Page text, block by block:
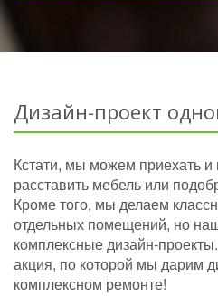
Дизайн-проект
Кстати, мы можем приехать и
расставить мебель или
Кроме того, мы делаем
отдельных помещений, но
комплексные дизайн-
акция, по которой мы дарим
комплексном ремонте!